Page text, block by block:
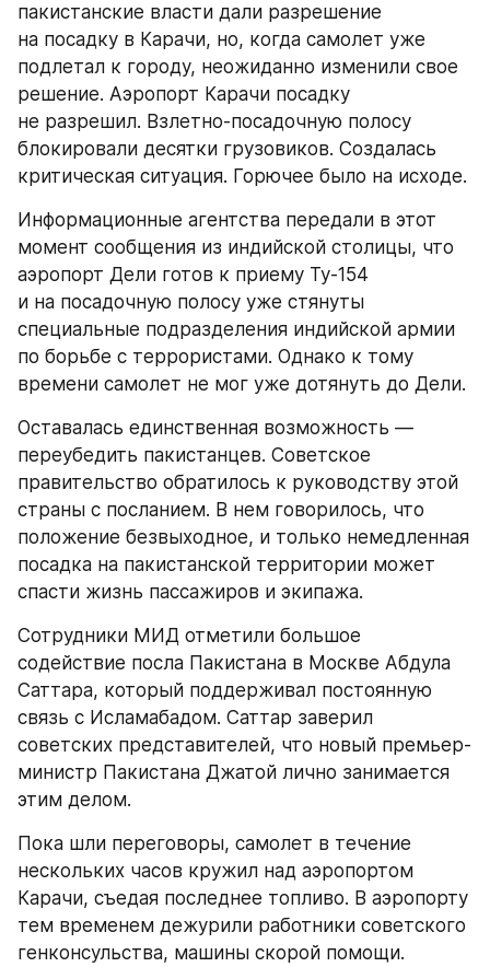
пакистанские власти дали разрешение
на посадку в Карачи, но, когда самолет уже
подлетал к городу, неожиданно изменили свое
решение. Аэропорт Карачи посадку
не разрешил. Взлетно-посадочную полосу
блокировали десятки грузовиков. Создалась
критическая ситуация. Горючее было на исходе.
Информационные агентства передали в этот
момент сообщения из индийской столицы, что
аэропорт Дели готов к приему Ту-154
и на посадочную полосу уже стянуты
специальные подразделения индийской армии
по борьбе с террористами. Однако к тому
времени самолет не мог уже дотянуть до Дели.
Оставалась единственная возможность —
переубедить пакистанцев. Советское
правительство обратилось к руководству этой
страны с посланием. В нем говорилось, что
положение безвыходное, и только немедленная
посадка на пакистанской территории может
спасти жизнь пассажиров и экипажа.
Сотрудники МИД отметили большое
содействие посла Пакистана в Москве Абдула
Саттара, который поддерживал постоянную
связь с Исламабадом. Саттар заверил
советских представителей, что новый премьер-
министр Пакистана Джатой лично занимается
этим делом.
Пока шли переговоры, самолет в течение
нескольких часов кружил над аэропортом
Карачи, съедая последнее топливо. В аэропорту
тем временем дежурили работники советского
генконсульства, машины скорой помощи.